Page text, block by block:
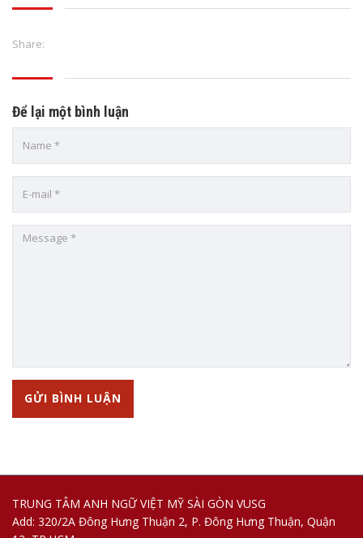
Share:
Để lại một bình luận
TRUNG TÂM ANH NGỮ VIỆT MỸ SÀI GÒN VUSG
Add: 320/2A Đông Hưng Thuận 2, P. Đông Hưng Thuận, Quận